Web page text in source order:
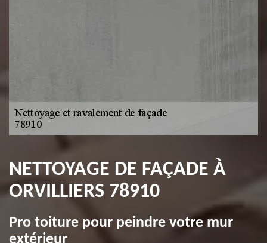
NETTOYAGE DE FAÇADE À
ORVILLIERS 78910
Pro toiture pour peindre votre mur
extérieur